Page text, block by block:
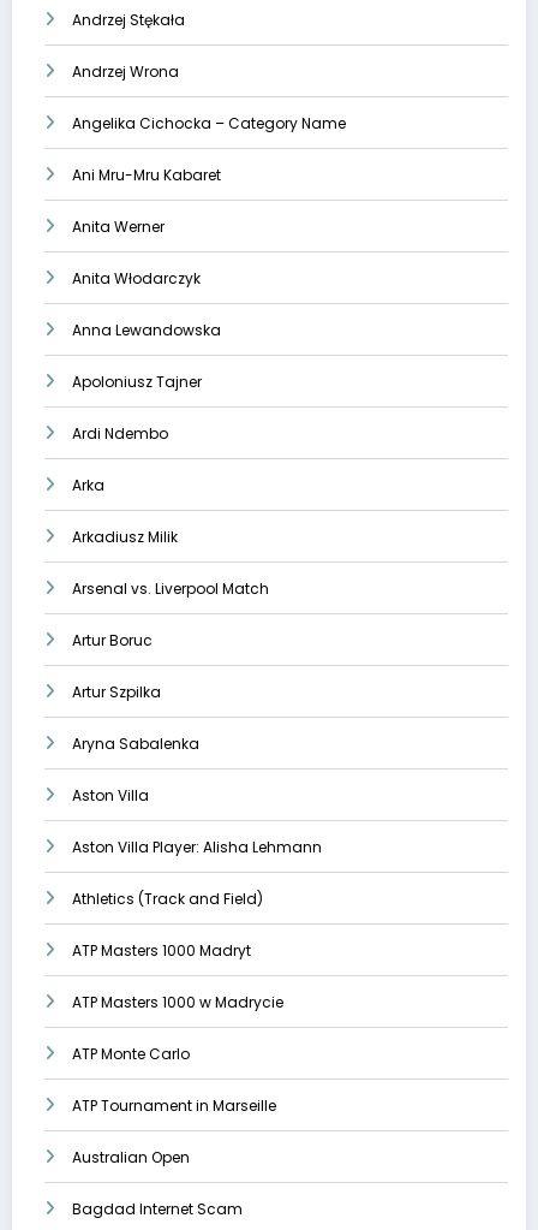
Andrzej Stękała
Andrzej Wrona
Angelika Cichocka – Category Name
Ani Mru-Mru Kabaret
Anita Werner
Anita Włodarczyk
Anna Lewandowska
Apoloniusz Tajner
Ardi Ndembo
Arka
Arkadiusz Milik
Arsenal vs. Liverpool Match
Artur Boruc
Artur Szpilka
Aryna Sabalenka
Aston Villa
Aston Villa Player: Alisha Lehmann
Athletics (Track and Field)
ATP Masters 1000 Madryt
ATP Masters 1000 w Madrycie
ATP Monte Carlo
ATP Tournament in Marseille
Australian Open
Bagdad Internet Scam